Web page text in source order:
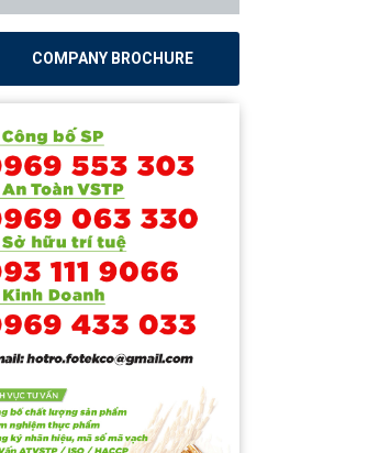
COMPANY BROCHURE